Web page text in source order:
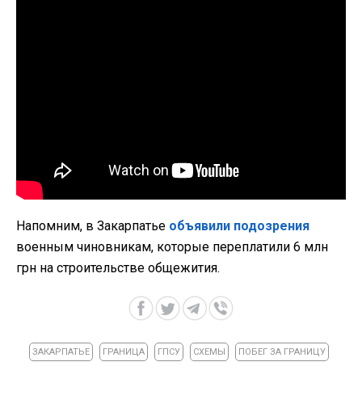
Напомним, в Закарпатье объявили подозрения
военным чиновникам, которые переплатили 6 млн
грн на строительстве общежития.
ЗАКАРПАТЬЕ ГРАНИЦА ГПСУ СХЕМЫ ПОБЕГ ЗА ГРАНИЦУ